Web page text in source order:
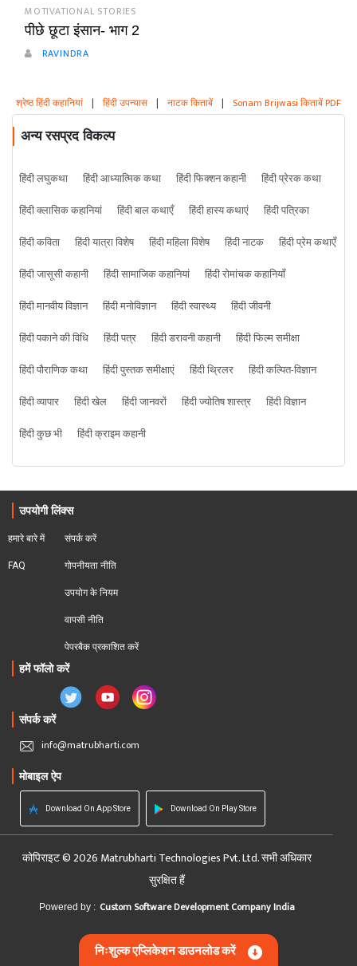
MOTIVATIONAL STORIES
पीछे छूटा इंसान- भाग 2
RAVINDRA
श्रेष्ठ हिंदी कहानियां | हिंदी उपन्यास | नाटक किताबें | Sonam Brijwasi किताबें PDF
अन्य रसप्रद विकल्प
हिंदी लघुकथा हिंदी आध्यात्मिक कथा हिंदी फिक्शन कहानी
हिंदी प्रेरक कथा
हिंदी क्लासिक कहानियां
हिंदी बाल कथाएँ हिंदी हास्य कथाएं
हिंदी पत्रिका
हिंदी कविता
हिंदी यात्रा विशेष हिंदी महिला विशेष हिंदी नाटक
हिंदी प्रेम कथाएँ
हिंदी जासूसी कहानी
हिंदी सामाजिक कहानियां
हिंदी रोमांचक कहानियाँ
हिंदी मानवीय विज्ञान
हिंदी मनोविज्ञान हिंदी स्वास्थ्य
हिंदी जीवनी
हिंदी पकाने की विधि
हिंदी पत्र हिंदी डरावनी कहानी
हिंदी फिल्म समीक्षा
हिंदी पौराणिक कथा
हिंदी पुस्तक समीक्षाएं हिंदी थ्रिलर
हिंदी कल्पित-विज्ञान
हिंदी व्यापार
हिंदी खेल हिंदी जानवरों हिंदी ज्योतिष शास्त्र
हिंदी विज्ञान
हिंदी कुछ भी
हिंदी क्राइम कहानी
उपयोगी लिंक्स
हमारे बारे में
FAQ
संपर्क करें
गोपनीयता नीति
उपयोग के नियम
वापसी नीति
पेपरबैक प्रकाशित करें
हमें फॉलो करें
संपर्क करें
info@matrubharti.com
मोबाइल ऐप
Download On App Store Download On Play Store
कोपिराइट © 2026 Matrubharti Technologies Pvt. Ltd. सभी अधिकार
सुरक्षित हैं
Powered by : Custom Software Development Company India
निःशुल्क एप्लिकेशन डाउनलोड करें